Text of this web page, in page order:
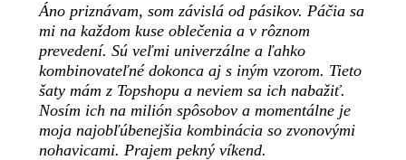
Áno priznávam, som závislá od pásikov. Páčia sa
mi na každom kuse oblečenia a v rôznom
prevedení. Sú veľmi univerzálne a ľahko
kombinovateľné dokonca aj s iným vzorom. Tieto
šaty mám z Topshopu a neviem sa ich nabažiť.
Nosím ich na milión spôsobov a momentálne je
moja najobľúbenejšia kombinácia so zvonovými
nohavicami. Prajem pekný víkend.